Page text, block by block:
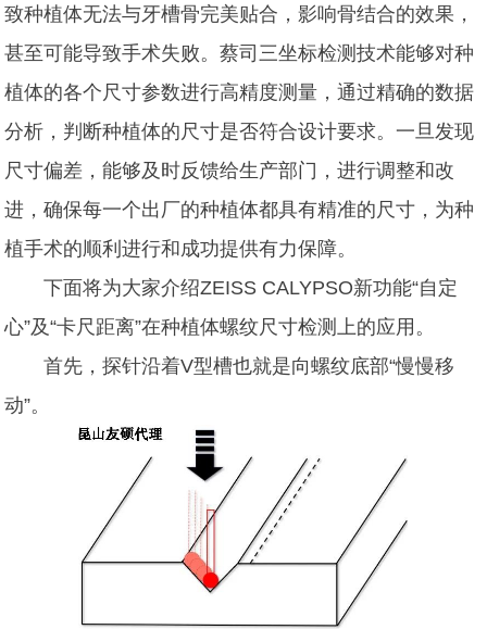
致种植体无法与牙槽骨完美贴合，影响骨结合的效果，
甚至可能导致手术失败。蔡司三坐标检测技术能够对种
植体的各个尺寸参数进行高精度测量，通过精确的数据
分析，判断种植体的尺寸是否符合设计要求。一旦发现
尺寸偏差，能够及时反馈给生产部门，进行调整和改
进，确保每一个出厂的种植体都具有精准的尺寸，为种
植手术的顺利进行和成功提供有力保障。
下面将为大家介绍ZEISS CALYPSO新功能“自定
心”及“卡尺距离”在种植体螺纹尺寸检测上的应用。
首先，探针沿着V型槽也就是向螺纹底部“慢慢移
动”。